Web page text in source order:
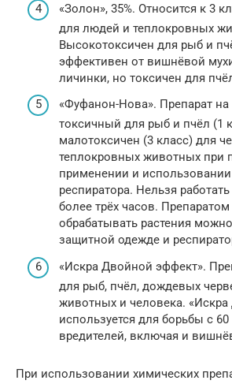
«Золон», 35%. Относится к 3
для людей и теплокровных
Высокотоксичен для рыб и
эффективен от вишнёвой
личинки, но токсичен для
«Фуфанон-Нова». Препарат
токсичный для рыб и пчёл (1
малотоксичен (3 класс) для
теплокровных животных при
применении и использовании
респиратора. Нельзя
более трёх часов.
обрабатывать растения
защитной одежде и
«Искра Двойной эффект».
для рыб, пчёл, дождевых
животных и человека.
используется для борьбы с
вредителей, включая и
При использовании химических